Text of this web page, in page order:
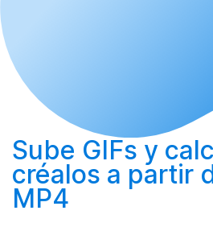
Sube GIFs y
créalos a partir
MP4